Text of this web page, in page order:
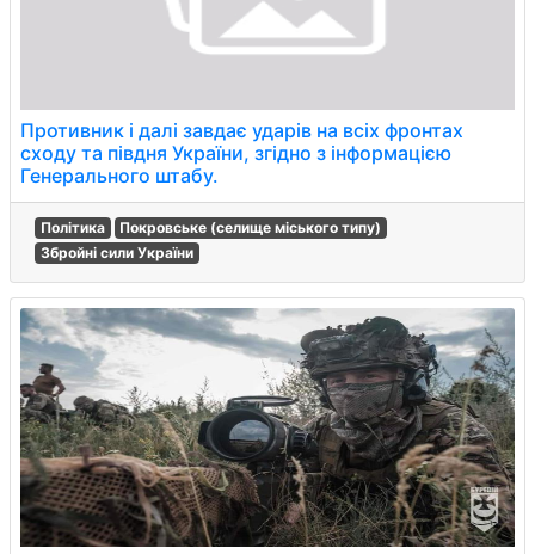
Противник і далі завдає ударів на всіх фронтах
сходу та півдня України, згідно з інформацією
Генерального штабу.
Політика
Покровське (селище міського типу)
Збройні сили України